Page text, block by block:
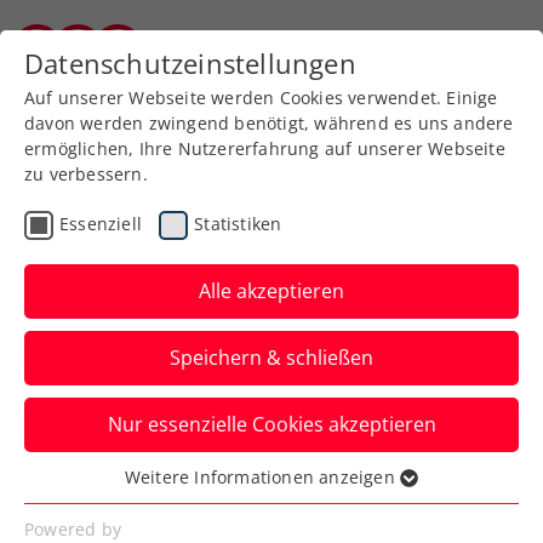
Zurück zur Newsübersicht
Turniere
U16-EM: Behrmann
sichert sich in Parma die
Bronzemedaille
Das ÖTV-Talent wird bei den 2024
European Junior Championships 16 &
Under erst im Halbfinale gestoppt.
Verfasst von: Manuel Wachta, 30.09.2024
Datenschutzeinstellungen
Auf unserer Webseite werden Cookies verwendet. Einige
davon werden zwingend benötigt, während es uns andere
ermöglichen, Ihre Nutzererfahrung auf unserer Webseite
zu verbessern.
Essenziell Statistiken
Alle akzeptieren
Speichern & schließen
Nur essenzielle Cookies akzeptieren
Essenziell
Essenzielle Cookies werden für grundlegende
Weitere Informationen anzeigen
Powered by